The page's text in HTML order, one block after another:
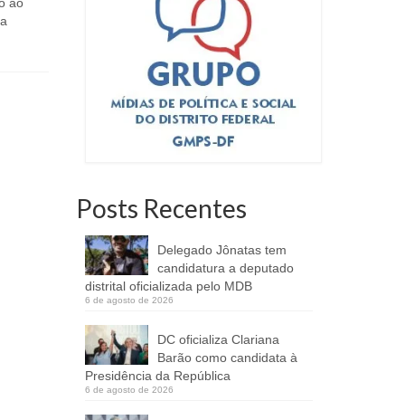
pode se descuidar, o...
Posts Recentes
Delegado Jônatas tem
candidatura a deputado
distrital oficializada pelo MDB
6 de agosto de 2026
DC oficializa Clariana
Barão como candidata à
Presidência da República
6 de agosto de 2026